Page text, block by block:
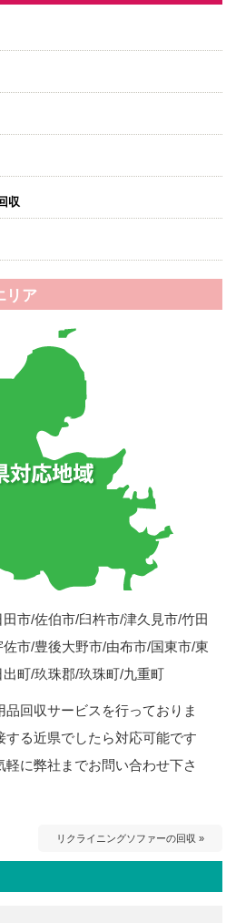
収
リア
市/佐伯市/臼杵市/津久見市/竹田
市/豊後大野市/由布市/国東市/東
町/玖珠郡/玖珠町/九重町
回収サービスを行っておりま
する近県でしたら対応可能です
に弊社までお問い合わせ下さ
リクライニングソファーの回収 »